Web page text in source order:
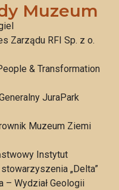
Muzeum
Zarządu RFI Sp. z o.
& Transformation
JuraPark
Muzeum Ziemi
Instytut
„Delta”
– Wydział Geologii